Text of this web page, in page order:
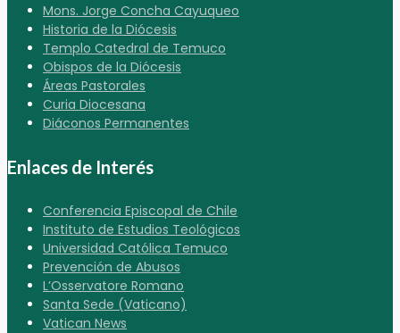
Mons. Jorge Concha Cayuqueo
Historia de la Diócesis
Templo Catedral de Temuco
Obispos de la Diócesis
Áreas Pastorales
Curia Diocesana
Diáconos Permanentes
Enlaces de Interés
Conferencia Episcopal de Chile
Instituto de Estudios Teológicos
Universidad Católica Temuco
Prevención de Abusos
L’Osservatore Romano
Santa Sede (Vaticano)
Vatican News